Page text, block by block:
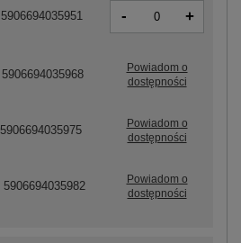
5906694035951 - +
5906694035968
Powiadom o
dostępności
5906694035975
Powiadom o
dostępności
5906694035982
Powiadom o
dostępności